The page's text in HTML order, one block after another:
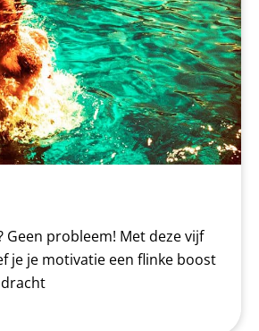
Geen probleem! Met deze vijf
je je motivatie een flinke boost